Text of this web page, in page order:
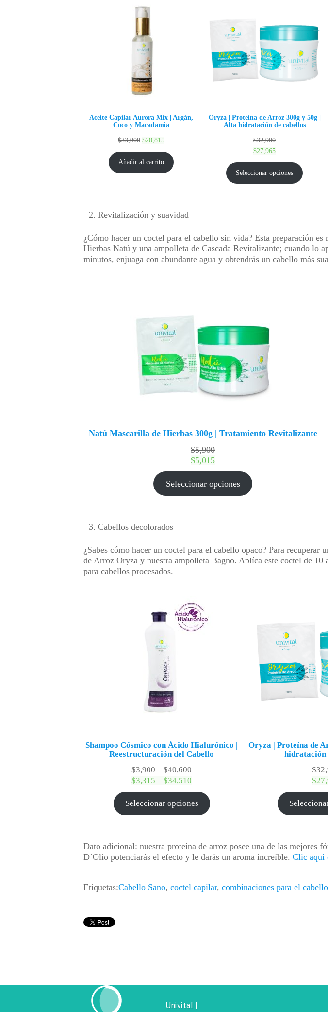
Aceite Capilar Aurora Mix | Argán,
Coco y Macadamia
$33,900 $28,815
Añadir al carrito
Oryza | Proteína de Arroz 300g y 50g |
Alta hidratación de cabellos
$32,900
$27,965
Seleccionar opciones
Revitalización y suavidad
¿Cómo hacer un coctel para el cabello sin vida? Esta preparación
Hierbas Natú y una ampolleta de Cascada Revitalizante; cuando lo
minutos, enjuaga con abundante agua y obtendrás un cabello más
Natú Mascarilla de Hierbas 300g | Tratamiento Revitalizante
$5,900
$5,015
Seleccionar opciones
Cabellos decolorados
¿Sabes cómo hacer un coctel para el cabello opaco? Para
de Arroz Oryza y nuestra ampolleta Bagno. Aplíca este coctel de 10
para cabellos procesados.
Shampoo Cósmico con Ácido Hialurónico |
Reestructuración del Cabello
$3,900 – $40,600Rango
precios:
desde
$3,900
$3,315 – $34,510
de
precios:
desde
$34,510
Seleccionar opciones
Oryza | Proteína de
hidratación
$
$
Dato adicional: nuestra proteína de arroz posee una de las mejores
D`Olio potenciarás el efecto y le darás un aroma increíble. Clic aquí
Etiquetas:Cabello Sano, coctel capilar, combinaciones para el cabello
Univital |